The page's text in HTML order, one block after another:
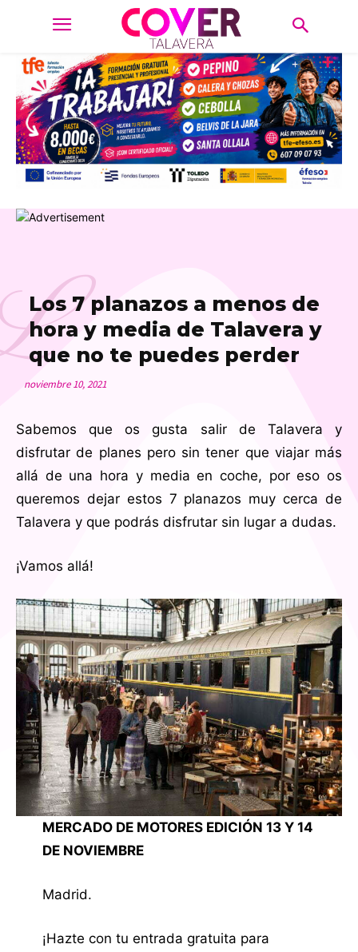
Los 7 planazos a menos de
hora y media de Talavera y
que no te puedes perder
noviembre 10, 2021
Sabemos que os gusta salir de Talavera y
disfrutar de planes pero sin tener que viajar más
allá de una hora y media en coche, por eso os
queremos dejar estos 7 planazos muy cerca de
Talavera y que podrás disfrutar sin lugar a dudas.
¡Vamos allá!
MERCADO DE MOTORES EDICIÓN 13 Y 14
DE NOVIEMBRE
Madrid.
¡Hazte con tu entrada gratuita para